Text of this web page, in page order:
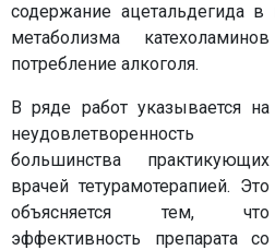
содержание ацетальдегида
метаболизма
потребление алкоголя.
В ряде работ указывается на
неудовлетворенность
большинства практикующих
врачей тетурамотерапией. Это
объясняется тем, что
эффективность препарата со